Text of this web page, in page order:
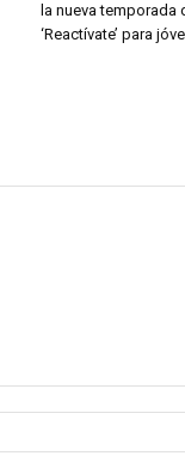
la nueva temporada
‘Reactívate’ para